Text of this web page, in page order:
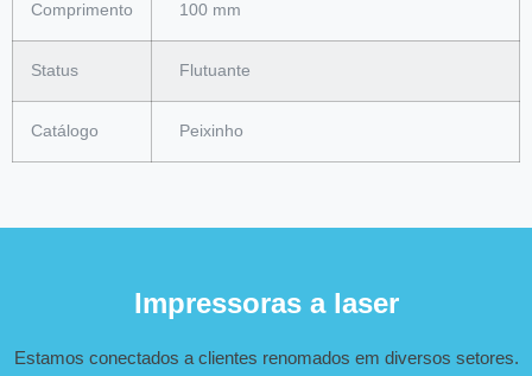
Comprimento 100 mm
Status Flutuante
Catálogo Peixinho
Impressoras a laser
Estamos conectados a clientes renomados em diversos setores.